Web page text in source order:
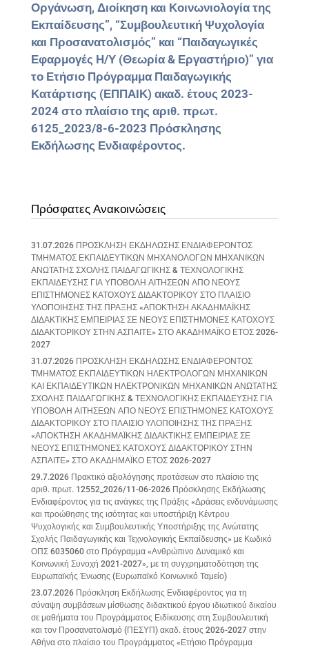
Οργάνωση, Διοίκηση και Κοινωνιολογία της
Εκπαίδευσης”, “Συμβουλευτική Ψυχολογία
και Προσανατολισμός” και “Παιδαγωγικές
Εφαρμογές Η/Υ (Θεωρία & Εργαστήριο)” για
το Ετήσιο Πρόγραμμα Παιδαγωγικής
Κατάρτισης (ΕΠΠΑΙΚ) ακαδ. έτους 2023-
2024 στο πλαίσιο της αριθ. πρωτ.
6125_2023/8-6-2023 Πρόσκλησης
Εκδήλωσης Ενδιαφέροντος.
Πρόσφατες Ανακοινώσεις
31.07.2026 ΠΡΟΣΚΛΗΣΗ ΕΚΔΗΛΩΣΗΣ ΕΝΔΙΑΦΕΡΟΝΤΟΣ
ΤΜΗΜΑΤΟΣ ΕΚΠΑΙΔΕΥΤΙΚΩΝ ΜΗΧΑΝΟΛΟΓΩΝ ΜΗΧΑΝΙΚΩΝ
ΑΝΩΤΑΤΗΣ ΣΧΟΛΗΣ ΠΑΙΔΑΓΩΓΙΚΗΣ & ΤΕΧΝΟΛΟΓΙΚΗΣ
ΕΚΠΑΙΔΕΥΣΗΣ ΓΙΑ ΥΠΟΒΟΛΗ ΑΙΤΗΣΕΩΝ ΑΠΟ ΝΕΟΥΣ
ΕΠΙΣΤΗΜΟΝΕΣ ΚΑΤΟΧΟΥΣ ΔΙΔΑΚΤΟΡΙΚΟΥ ΣΤΟ ΠΛΑΙΣΙΟ
ΥΛΟΠΟΙΗΣΗΣ ΤΗΣ ΠΡΑΞΗΣ «ΑΠΟΚΤΗΣΗ ΑΚΑΔΗΜΑΪΚΗΣ
ΔΙΔΑΚΤΙΚΗΣ ΕΜΠΕΙΡΙΑΣ ΣΕ ΝΕΟΥΣ ΕΠΙΣΤΗΜΟΝΕΣ ΚΑΤΟΧΟΥΣ
ΔΙΔΑΚΤΟΡΙΚΟΥ ΣΤΗΝ ΑΣΠΑΙΤΕ» ΣΤΟ ΑΚΑΔΗΜΑΪΚΟ ΕΤΟΣ 2026-
2027
31.07.2026 ΠΡΟΣΚΛΗΣΗ ΕΚΔΗΛΩΣΗΣ ΕΝΔΙΑΦΕΡΟΝΤΟΣ
ΤΜΗΜΑΤΟΣ ΕΚΠΑΙΔΕΥΤΙΚΩΝ ΗΛΕΚΤΡΟΛΟΓΩΝ ΜΗΧΑΝΙΚΩΝ
ΚΑΙ ΕΚΠΑΙΔΕΥΤΙΚΩΝ ΗΛΕΚΤΡΟΝΙΚΩΝ ΜΗΧΑΝΙΚΩΝ ΑΝΩΤΑΤΗΣ
ΣΧΟΛΗΣ ΠΑΙΔΑΓΩΓΙΚΗΣ & ΤΕΧΝΟΛΟΓΙΚΗΣ ΕΚΠΑΙΔΕΥΣΗΣ ΓΙΑ
ΥΠΟΒΟΛΗ ΑΙΤΗΣΕΩΝ ΑΠΟ ΝΕΟΥΣ ΕΠΙΣΤΗΜΟΝΕΣ ΚΑΤΟΧΟΥΣ
ΔΙΔΑΚΤΟΡΙΚΟΥ ΣΤΟ ΠΛΑΙΣΙΟ ΥΛΟΠΟΙΗΣΗΣ ΤΗΣ ΠΡΑΞΗΣ
«ΑΠΟΚΤΗΣΗ ΑΚΑΔΗΜΑΪΚΗΣ ΔΙΔΑΚΤΙΚΗΣ ΕΜΠΕΙΡΙΑΣ ΣΕ
ΝΕΟΥΣ ΕΠΙΣΤΗΜΟΝΕΣ ΚΑΤΟΧΟΥΣ ΔΙΔΑΚΤΟΡΙΚΟΥ ΣΤΗΝ
ΑΣΠΑΙΤΕ» ΣΤΟ ΑΚΑΔΗΜΑΪΚΟ ΕΤΟΣ 2026-2027
29.7.2026 Πρακτικό αξιολόγησης προτάσεων στο πλαίσιο της
αριθ. πρωτ. 12552_2026/11-06-2026 Πρόσκλησης Εκδήλωσης
Ενδιαφέροντος για τις ανάγκες της Πράξης «Δράσεις ενδυνάμωσης
και προώθησης της ισότητας και υποστήριξη Κέντρου
Ψυχολογικής και Συμβουλευτικής Υποστήριξης της Ανώτατης
Σχολής Παιδαγωγικής και Τεχνολογικής Εκπαίδευσης» με Κωδικό
ΟΠΣ 6035060 στο Πρόγραμμα «Ανθρώπινο Δυναμικό και
Κοινωνική Συνοχή 2021-2027», με τη συγχρηματοδότηση της
Ευρωπαϊκής Ένωσης (Ευρωπαϊκό Κοινωνικό Ταμείο)
23.07.2026 Πρόσκληση Εκδήλωσης Ενδιαφέροντος για τη
σύναψη συμβάσεων μίσθωσης διδακτικού έργου ιδιωτικού δικαίου
σε μαθήματα του Προγράμματος Ειδίκευσης στη Συμβουλευτική
και τον Προσανατολισμό (ΠΕΣΥΠ) ακαδ. έτους 2026-2027 στην
Αθήνα στο πλαίσιο του Προγράμματος «Ετήσιο Πρόγραμμα